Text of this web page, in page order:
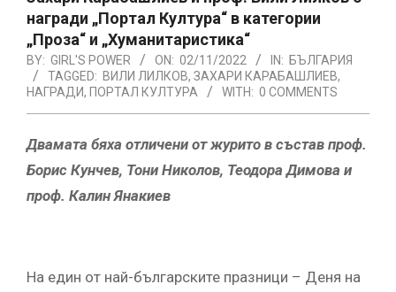
награди „Портал Култура“ в категории
„Проза“ и „Хуманитаристика“
BY: GIRL'S POWER ON: 02/11/2022 IN: БЪЛГАРИЯ
TAGGED: ВИЛИ ЛИЛКОВ, ЗАХАРИ КАРАБАШЛИЕВ,
НАГРАДИ, ПОРТАЛ КУЛТУРА WITH: 0 COMMENTS
Двамата бяха отличени от журито в състав проф.
Борис Кунчев, Тони Николов, Теодора Димова и
проф. Калин Янакиев
На един от най-българските празници – Деня на